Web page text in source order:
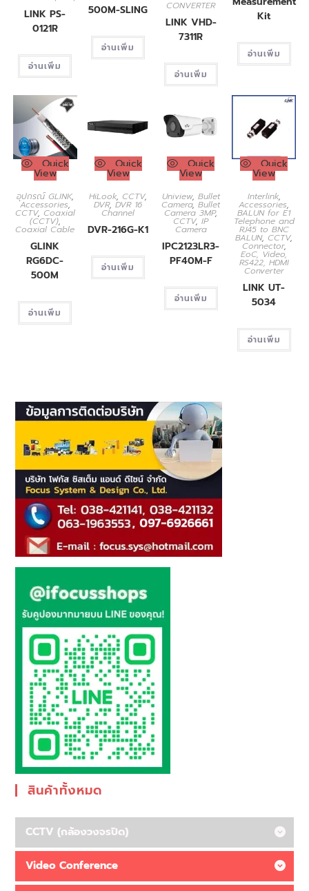
LINK PS-
0121R
อ่านเพิ่ม
500M-SLING
อ่านเพิ่ม
CONVERTER
LINK VHD-
7311R
อ่านเพิ่ม
Kit
อ่านเพิ่ม
Quick
View
อุปกรณ์ GLINK,
Accessories,
CCTV, Coaxial
(CCTV),
Coaxial Cable
GLINK
RG6DC-
500M
อ่านเพิ่ม
Quick
View
HiLook, CCTV,
DVR,DVR 16
Channel
DVR-216G-K1
อ่านเพิ่ม
Quick
View
Uniview, Bullet
Camera,Bullet
Camera 3MP,
CCTV,IP
Camera
IPC2123LR3-
PF40M-F
อ่านเพิ่ม
Quick
View
Interlink,
Accessories,
BALUN for E1
Telephone and
RJ45 to BNC
BALUN, CCTV,
Connector,
EoC, Video,
RS422, HDMI
Converter
LINK UT-
5034
อ่านเพิ่ม
สินค้าทั้งหมด
CCTV (กล้องวงจรปิด)
Video Conference